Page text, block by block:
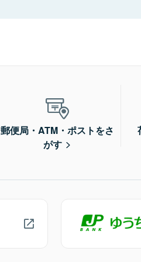
郵便局・ATM・ポストをさ
がす